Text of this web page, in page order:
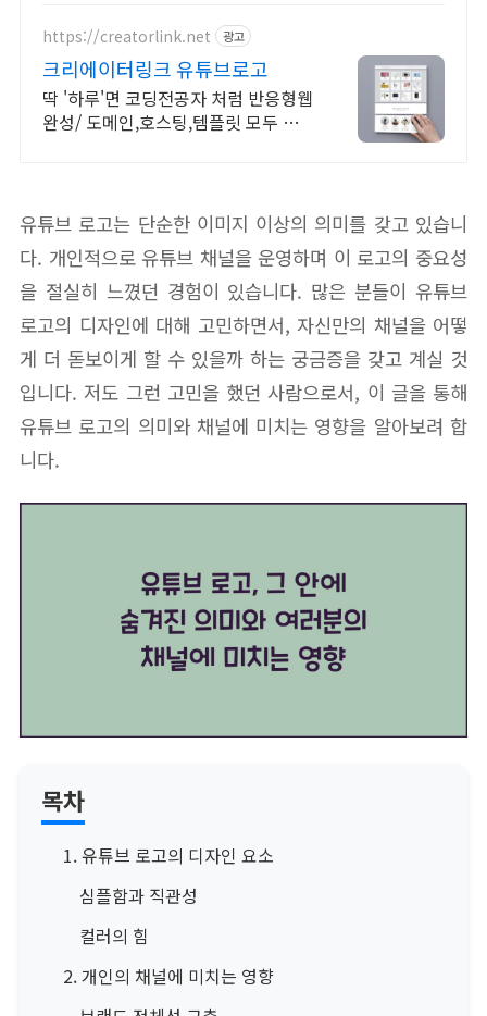
https://creatorlink.net 광고
크리에이터링크 유튜브로고
딱 '하루'면 코딩전공자 처럼 반응형웹
완성/ 도메인,호스팅,템플릿 모두 무
유튜브 로고는 단순한 이미지 이상의 의미를 갖고 있습니
다. 개인적으로 유튜브 채널을 운영하며 이 로고의 중요성
을 절실히 느꼈던 경험이 있습니다. 많은 분들이 유튜브
로고의 디자인에 대해 고민하면서, 자신만의 채널을 어떻
게 더 돋보이게 할 수 있을까 하는 궁금증을 갖고 계실 것
입니다. 저도 그런 고민을 했던 사람으로서, 이 글을 통해
유튜브 로고의 의미와 채널에 미치는 영향을 알아보려 합
니다.
목차
1. 유튜브 로고의 디자인 요소
심플함과 직관성
컬러의 힘
2. 개인의 채널에 미치는 영향